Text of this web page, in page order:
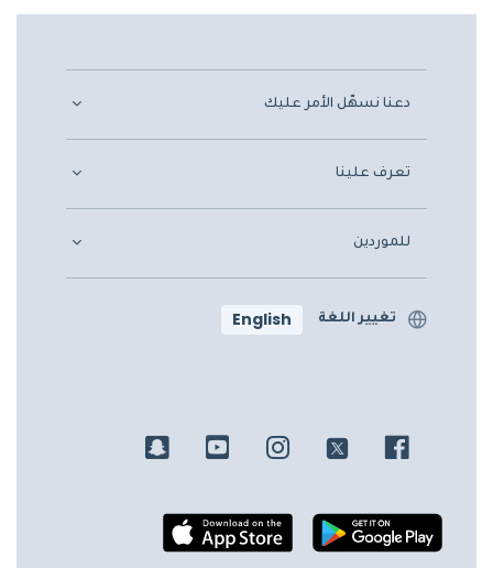
دعنا نسهّل الأمر عليك
تعرف علينا
للموردين
تغيير اللغة English